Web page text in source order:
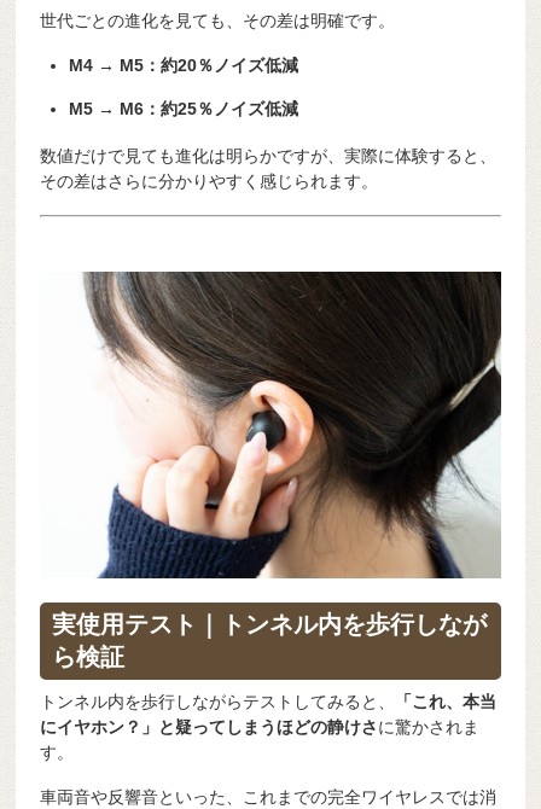
世代ごとの進化を見ても、その差は明確です。
M4 → M5：約20％ノイズ低減
M5 → M6：約25％ノイズ低減
数値だけで見ても進化は明らかですが、実際に体験すると、
その差はさらに分かりやすく感じられます。
実使用テスト｜トンネル内を歩行しなが
ら検証
トンネル内を歩行しながらテストしてみると、
「これ、本当
にイヤホン？」と疑ってしまうほどの静けさに驚かされま
す。
車両音や反響音といった、これまでの完全ワイヤレスでは消